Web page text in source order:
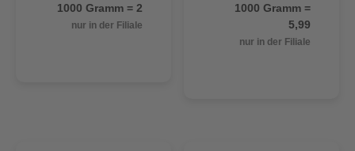
1000 Gramm = 2
nur in der Filiale
1000 Gramm =
5,99
nur in der Filiale